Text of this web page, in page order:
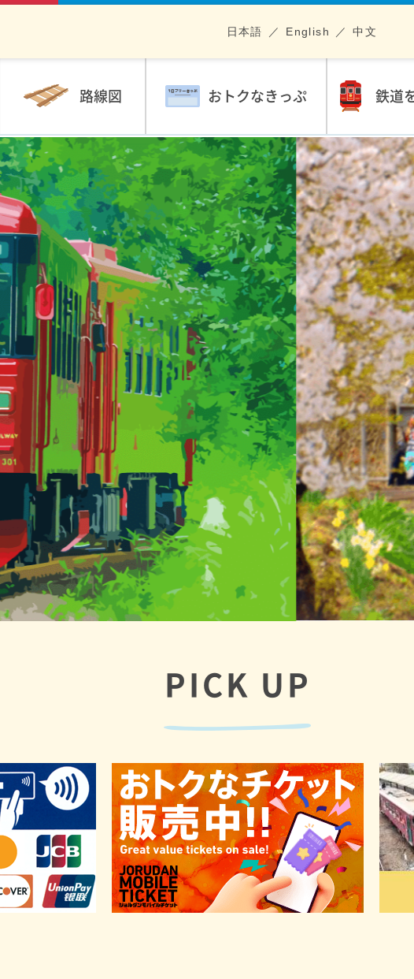
路線図 おトクなきっぷ 鉄道
日本語 English 中文
PICK UP